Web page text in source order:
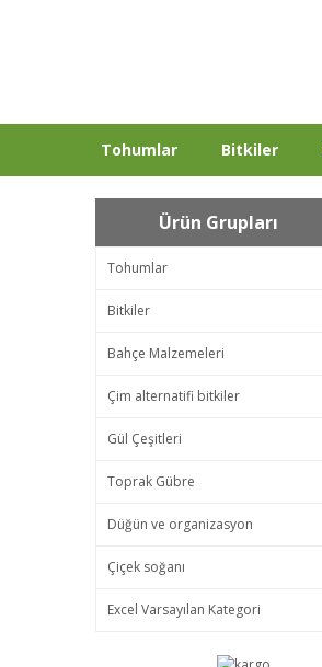
Tohumlar Bitkiler
Ürün Grupları
Tohumlar
Bitkiler
Bahçe Malzemeleri
Çim alternatifi bitkiler
Gül Çeşitleri
Toprak Gübre
Düğün ve organizasyon
Çiçek soğanı
Excel Varsayılan Kategori